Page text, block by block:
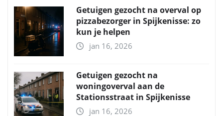
Getuigen gezocht na overval op
pizzabezorger in Spijkenisse: zo
kun je helpen
jan 16, 2026
Getuigen gezocht na
woningoverval aan de
Stationsstraat in Spijkenisse
jan 16, 2026